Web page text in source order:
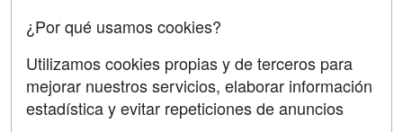
Copyleft
¿Por qué usamos cookies?
Utilizamos cookies propias y de terceros para
mejorar nuestros servicios, elaborar información
estadística y evitar repeticiones de anuncios